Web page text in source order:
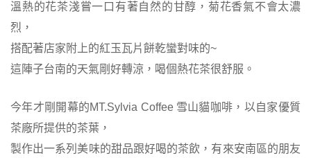
溫熱的花茶淺嘗一口有著自然的甘醇，菊花香氣不會太濃
烈，
搭配著店家附上的紅玉瓦片餅乾蠻對味的~
這陣子台南的天氣剛好轉涼，喝個熱花茶很舒服。
今年才剛開幕的MT.Sylvia Coffee 雪山貓咖啡，以自家優質
茶廠所提供的茶葉，
製作出一系列美味的甜品跟好喝的茶飲，有來安南區的朋友